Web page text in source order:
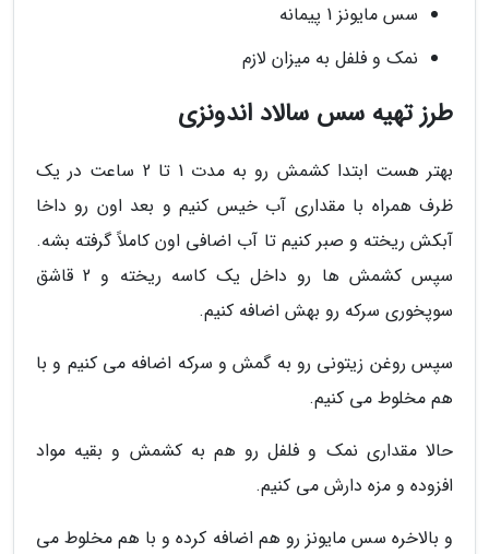
سس مایونز 1 پیمانه
نمک و فلفل به میزان لازم
طرز تهیه سس سالاد اندونزی
بهتر هست ابتدا کشمش رو به مدت 1 تا 2 ساعت در یک
ظرف همراه با مقداری آب خیس کنیم و بعد اون رو داخا
آبکش ریخته و صبر کنیم تا آب اضافی اون کاملاً گرفته بشه.
سپس کشمش ها رو داخل یک کاسه ریخته و 2 قاشق
سوپخوری سرکه رو بهش اضافه کنیم.
سپس روغن زیتونی رو به گمش و سرکه اضافه می کنیم و با
هم مخلوط می کنیم.
حالا مقداری نمک و فلفل رو هم به کشمش و بقیه مواد
افزوده و مزه دارش می کنیم.
و بالاخره سس مایونز رو هم اضافه کرده و با هم مخلوط می